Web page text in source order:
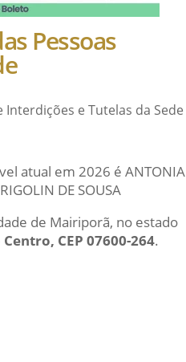
Pessoas
e Tutelas da Sede
atual em 2026 é ANTONIA
DE SOUSA
de Mairiporã, no estado
CEP 07600-264.